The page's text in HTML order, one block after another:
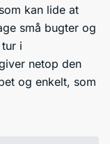
kan lide at
små bugter og
i
netop den
og enkelt, som